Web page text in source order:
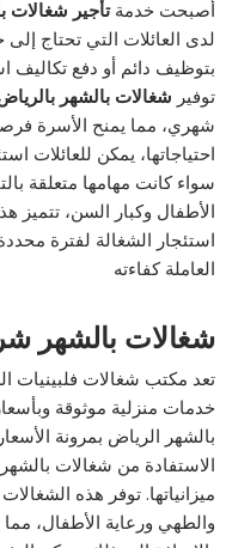
أصبحت خدمةتأجير شغالات
لدى العائلات التي تحتاج
بتوظيف دائم أو دفع تكاليف
توفير شغالات بالشهر بالرياض
شهري، مما يمنح الأسرة فرصة
احتياجاتها، يمكن للعائلات
سواء كانت مهامها متعلقة
الأطفال وكبار السن، تتميز
استئجار الشغالة لفترة محددة
العاملة كفاءته
شغالات بالشهر
تعد مكتب شغالات فلبينيات
خدمات منزلية موثوقة
بالشهر الرياض بمرونة
الاستفادة من شغالات
ميزانياتها. توفر هذه
والطهي ورعاية الأطفال،